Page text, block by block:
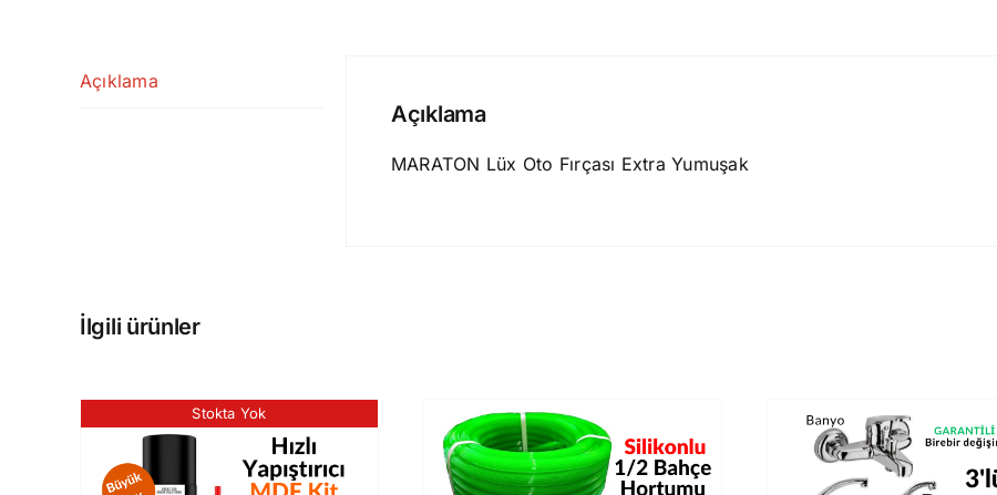
Açıklama
Açıklama
MARATON Lüx Oto Fırçası Extra Yumuşak
İlgili ürünler
Stokta Yok